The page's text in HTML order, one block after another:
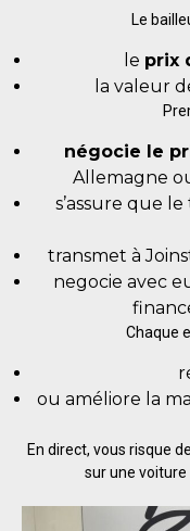
Le
le prix
la valeur
négocie le
Allemagne
s’assure que
transmet à
negocie avec
Chaque
ou améliore la
En direct, vous risque
sur une voiture